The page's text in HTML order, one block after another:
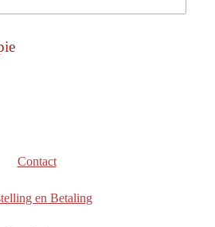
Contact
en Betaling